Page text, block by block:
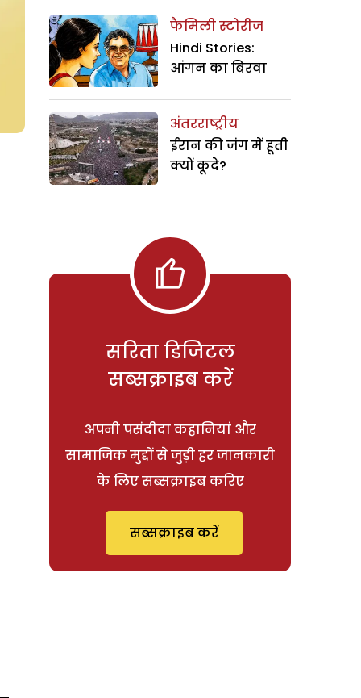
फैमिली स्टोरीज
Hindi Stories:
आंगन का बिरवा
अंतरराष्ट्रीय
ईरान की जंग में हूती
क्यों कूदे?
सरिता डिजिटल
सब्सक्राइब करें
अपनी पसंदीदा कहानियां और
सामाजिक मुद्दों से जुड़ी हर जानकारी
के लिए सब्सक्राइब करिए
सब्सक्राइब करें